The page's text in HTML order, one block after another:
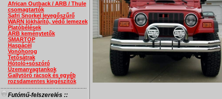
African Outback / ARB / Thule
csomagtartók
Safri Snorkel levegőszűrő
WARN lökhárító, védő lemezek
Platóbélések
ARB keménytetők
SMARTOP
Haspácél
Vonóhorog
Tetősátrak
Hótoló+sószóró
Üzemanyagtankok
Gallytörő rácsok és egyéb
rozsdamentes kiegészítők
Futómű-felszerelés ::